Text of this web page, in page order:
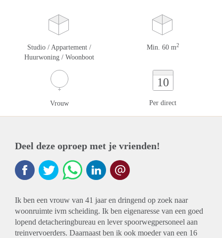
Studio / Appartement /
Huurwoning / Woonboot
Min. 60 m2
Vrouw
10
Per direct
Deel deze oproep met je vrienden!
Ik ben een vrouw van 41 jaar en dringend op zoek naar
woonruimte ivm scheiding. Ik ben eigenaresse van een goed
lopend detacheringbureau en lever spoorwegpersoneel aan
treinvervoerders. Daarnaast ben ik ook moeder van een 16